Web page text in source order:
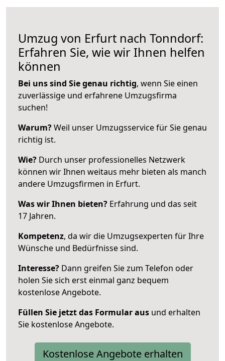
Umzug von Erfurt nach Tonndorf:
Erfahren Sie, wie wir Ihnen helfen
können
Bei uns sind Sie genau richtig, wenn Sie einen
zuverlässige und erfahrene Umzugsfirma
suchen!
Warum?Weil unser Umzugsservice für Sie genau
richtig ist.
Wie? Durch unser professionelles Netzwerk
können wir Ihnen weitaus mehr bieten als manch
andere Umzugsfirmen in Erfurt.
Was wir Ihnen bieten? Erfahrung und das seit
17 Jahren.
Kompetenz, da wir die Umzugsexperten für Ihre
Wünsche und Bedürfnisse sind.
Interesse? Dann greifen Sie zum Telefon oder
holen Sie sich erst einmal ganz bequem
kostenlose Angebote.
Füllen Sie jetzt das Formular aus und erhalten
Sie kostenlose Angebote.
Kostenlose Angebote erhalten